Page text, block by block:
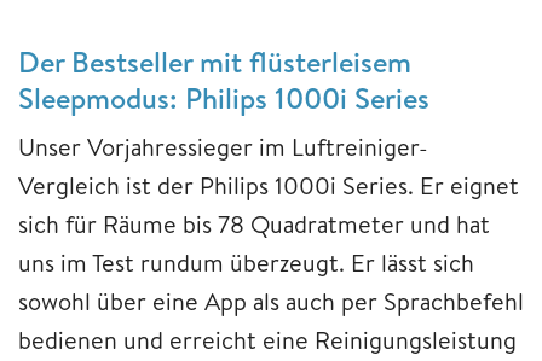
Der Bestseller mit flüsterleisem
Sleepmodus: Philips 1000i Series
Unser Vorjahressieger im Luftreiniger-
Vergleich ist der Philips 1000i Series. Er eignet
sich für Räume bis 78 Quadratmeter und hat
uns im Test rundum überzeugt. Er lässt sich
sowohl über eine App als auch per Sprachbefehl
bedienen und erreicht eine Reinigungsleistung